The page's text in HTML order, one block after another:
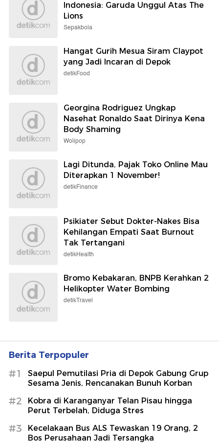
Indonesia: Garuda Unggul Atas The
Lions
Sepakbola
Hangat Gurih Mesua Siram Claypot
yang Jadi Incaran di Depok
detikFood
Georgina Rodriguez Ungkap
Nasehat Ronaldo Saat Dirinya Kena
Body Shaming
Wolipop
Lagi Ditunda, Pajak Toko Online Mau
Diterapkan 1 November!
detikFinance
Psikiater Sebut Dokter-Nakes Bisa
Kehilangan Empati Saat Burnout
Tak Tertangani
detikHealth
Bromo Kebakaran, BNPB Kerahkan 2
Helikopter Water Bombing
detikTravel
Berita Terpopuler
#1
Saepul Pemutilasi Pria di Depok Gabung Grup
Sesama Jenis, Rencanakan Bunuh Korban
#2
Kobra di Karanganyar Telan Pisau hingga
Perut Terbelah, Diduga Stres
#3
Kecelakaan Bus ALS Tewaskan 19 Orang, 2
Bos Perusahaan Jadi Tersangka